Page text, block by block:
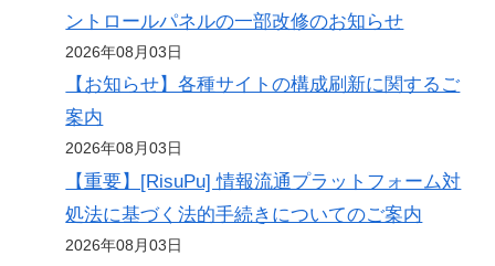
ントロールパネルの一部改修のお知らせ
2026年08月03日
【お知らせ】各種サイトの構成刷新に関するご
案内
2026年08月03日
【重要】[RisuPu] 情報流通プラットフォーム対
処法に基づく法的手続きについてのご案内
2026年08月03日